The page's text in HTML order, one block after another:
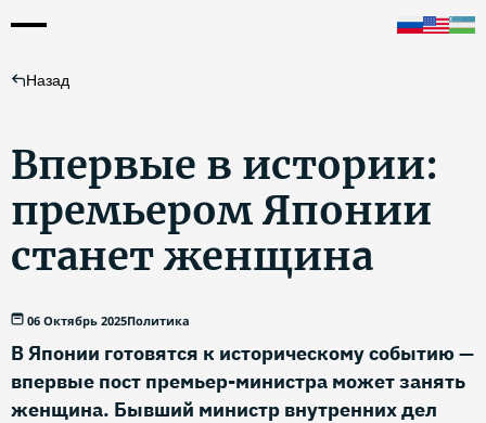
Назад
Впервые в истории:
премьером Японии
станет женщина
06 Октябрь 2025Политика
В Японии готовятся к историческому событию —
впервые пост премьер-министра может занять
женщина. Бывший министр внутренних дел